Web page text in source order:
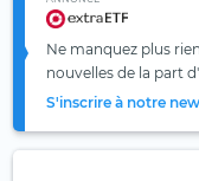
Ne manquez plus
nouvelles de la part
S'inscrire à notre